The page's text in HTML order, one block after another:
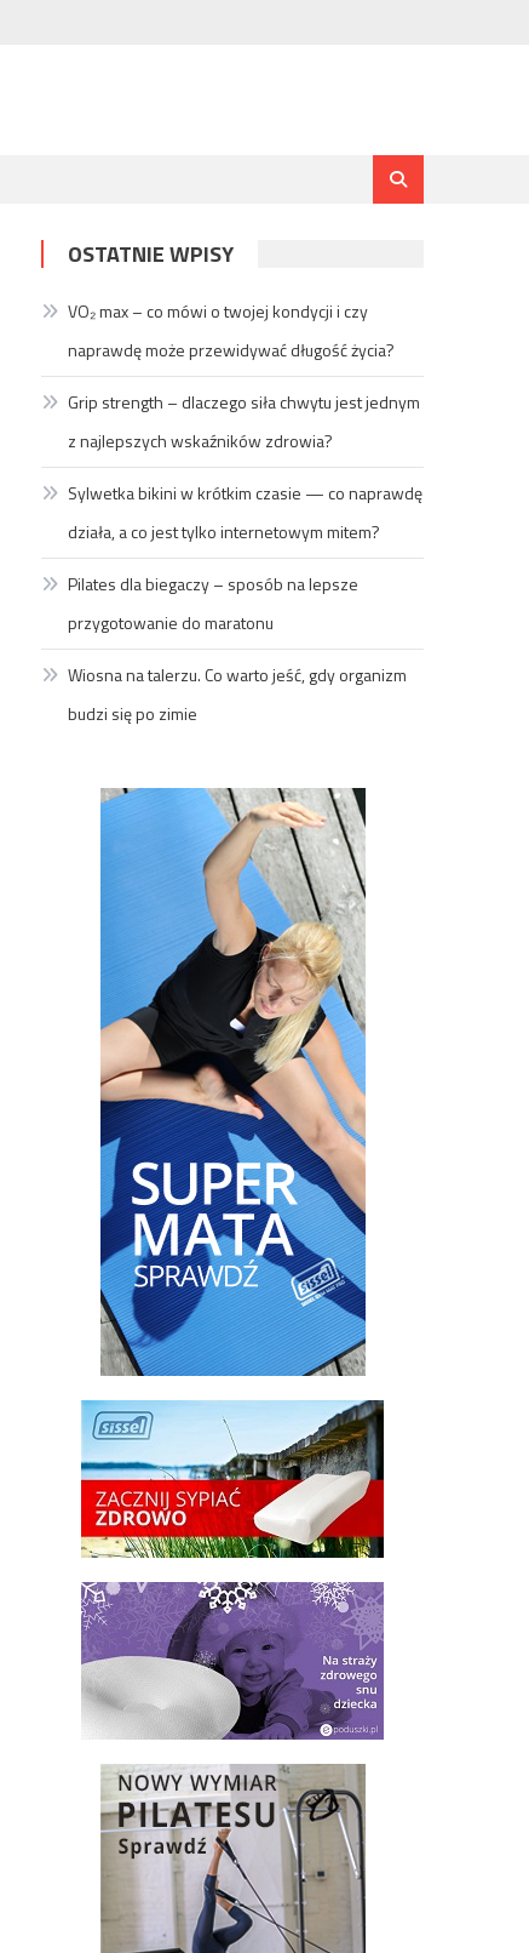
OSTATNIE WPISY
VO₂ max – co mówi o twojej kondycji i czy
naprawdę może przewidywać długość życia?
Grip strength – dlaczego siła chwytu jest jednym
z najlepszych wskaźników zdrowia?
Sylwetka bikini w krótkim czasie — co naprawdę
działa, a co jest tylko internetowym mitem?
Pilates dla biegaczy – sposób na lepsze
przygotowanie do maratonu
Wiosna na talerzu. Co warto jeść, gdy organizm
budzi się po zimie